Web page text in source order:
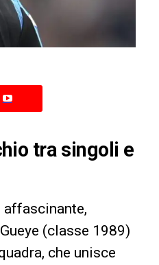
tra singoli e
affascinante,
(classe 1989)
che unisce